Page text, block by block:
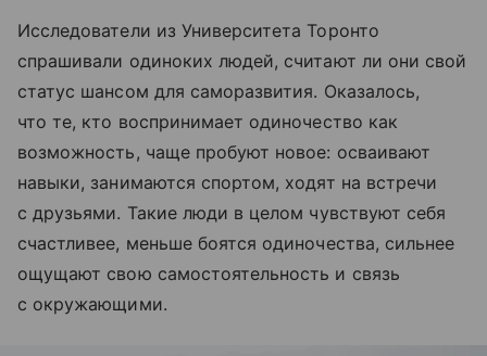
Исследователи из Университета Торонто
спрашивали одиноких людей, считают ли они свой
статус шансом для саморазвития. Оказалось,
что те, кто воспринимает одиночество как
возможность, чаще пробуют новое: осваивают
навыки, занимаются спортом, ходят на встречи
с друзьями. Такие люди в целом чувствуют себя
счастливее, меньше боятся одиночества, сильнее
ощущают свою самостоятельность и связь
с окружающими.